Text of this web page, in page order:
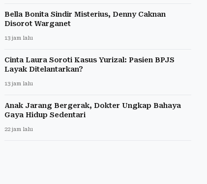
Bella Bonita Sindir Misterius, Denny Caknan
Disorot Warganet
13 jam lalu
Cinta Laura Soroti Kasus Yurizal: Pasien BPJS
Layak Ditelantarkan?
13 jam lalu
Anak Jarang Bergerak, Dokter Ungkap Bahaya
Gaya Hidup Sedentari
22 jam lalu